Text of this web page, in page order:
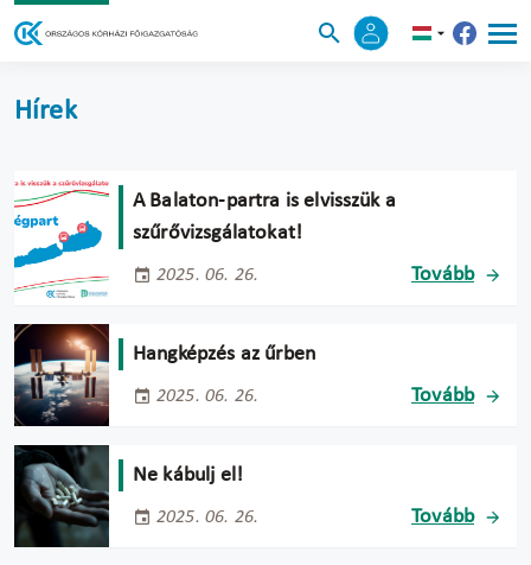
Hírek
A Balaton-partra is elvisszük a
szűrővizsgálatokat!
2025. 06. 26. Tovább
Hangképzés az űrben
2025. 06. 26. Tovább
Ne kábulj el!
2025. 06. 26. Tovább